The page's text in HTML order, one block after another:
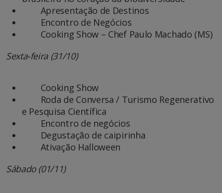
Apresentação de Destinos
Encontro de Negócios
Cooking Show – Chef Paulo Machado (MS)
Sexta-feira (31/10)
Cooking Show
Roda de Conversa / Turismo Regenerativo
e Pesquisa Científica
Encontro de negócios
Degustação de caipirinha
Ativação Halloween
Sábado (01/11)